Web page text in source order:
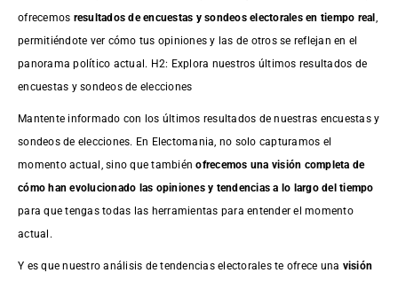
ofrecemos resultados deencuestas y sondeos electorales en tiempo real
permitiéndote ver cómo tus opiniones y las de otros se reflejan en el
panorama político actual. H2: Explora nuestros últimos resultados de
encuestas y sondeos de elecciones
Mantente informado con los últimos resultados de nuestras encuestasy
sondeos de elecciones. En Electomania, no solo capturamos el
momento actual, sino que tambiénofrecemos una visión completa de
cómo han evolucionado las opiniones y tendencias a lo largo del tiempo
para que tengas todas las herramientas para entender el momento
actual.
Y es que nuestro análisis de tendencias electorales te ofrece una visión